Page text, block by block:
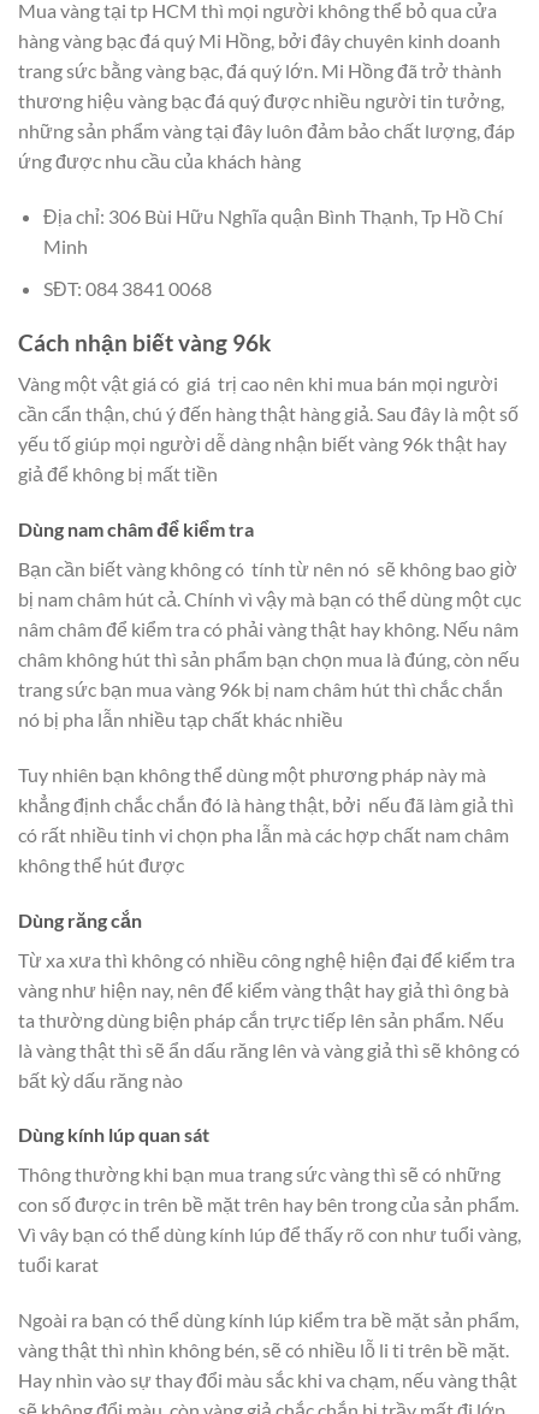
Mua vàng tại tp HCM thì mọi người không thể bỏ qua cửa
hàng vàng bạc đá quý Mi Hồng, bởi đây chuyên kinh doanh
trang sức bằng vàng bạc, đá quý lớn. Mi Hồng đã trở thành
thương hiệu vàng bạc đá quý được nhiều người tin tưởng,
những sản phẩm vàng tại đây luôn đảm bảo chất lượng, đáp
ứng được nhu cầu của khách hàng
Địa chỉ: 306 Bùi Hữu Nghĩa quận Bình Thạnh, Tp Hồ Chí
Minh
SĐT: 084 3841 0068
Cách nhận biết vàng 96k
Vàng một vật giá có giá trị cao nên khi mua bán mọi người
cần cẩn thận, chú ý đến hàng thật hàng giả. Sau đây là một số
yếu tố giúp mọi người dễ dàng nhận biết vàng 96k thật hay
giả để không bị mất tiền
Dùng nam châm để kiểm tra
Bạn cần biết vàng không có tính từ nên nó sẽ không bao giờ
bị nam châm hút cả. Chính vì vậy mà bạn có thể dùng một cục
nâm châm để kiểm tra có phải vàng thật hay không. Nếu nâm
châm không hút thì sản phẩm bạn chọn mua là đúng, còn nếu
trang sức bạn mua vàng 96k bị nam châm hút thì chắc chắn
nó bị pha lẫn nhiều tạp chất khác nhiều
Tuy nhiên bạn không thể dùng một phương pháp này mà
khẳng định chắc chắn đó là hàng thật, bởi nếu đã làm giả thì
có rất nhiều tinh vi chọn pha lẫn mà các hợp chất nam châm
không thể hút được
Dùng răng cắn
Từ xa xưa thì không có nhiều công nghệ hiện đại để kiểm tra
vàng như hiện nay, nên để kiểm vàng thật hay giả thì ông bà
ta thường dùng biện pháp cắn trực tiếp lên sản phẩm. Nếu
là vàng thật thì sẽ ẩn dấu răng lên và vàng giả thì sẽ không có
bất kỳ dấu răng nào
Dùng kính lúp quan sát
Thông thường khi bạn mua trang sức vàng thì sẽ có những
con số được in trên bề mặt trên hay bên trong của sản phẩm.
Vì vây bạn có thể dùng kính lúp để thấy rõ con như tuổi vàng,
tuổi karat
Ngoài ra bạn có thể dùng kính lúp kiểm tra bề mặt sản phẩm,
vàng thật thì nhìn không bén, sẽ có nhiều lỗ li ti trên bề mặt.
Hay nhìn vào sự thay đổi màu sắc khi va chạm, nếu vàng thật